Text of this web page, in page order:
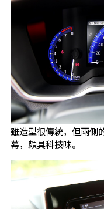
雖造型很傳統，但兩側
幕，頗具科技味。